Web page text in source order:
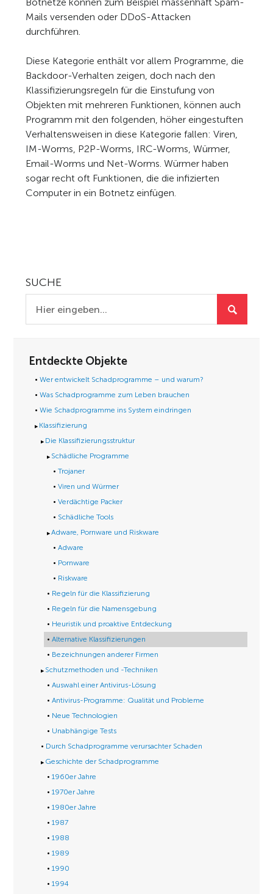
Mails versenden oder DDoS-Attacken
durchführen.
Diese Kategorie enthält vor allem Programme, die
Backdoor-Verhalten zeigen, doch nach den
Klassifizierungsregeln für die Einstufung von
Objekten mit mehreren Funktionen, können auch
Programm mit den folgenden, höher eingestuften
Verhaltensweisen in diese Kategorie fallen: Viren,
IM-Worms, P2P-Worms, IRC-Worms, Würmer,
Email-Worms und Net-Worms. Würmer haben
sogar recht oft Funktionen, die die infizierten
Computer in ein Botnetz einfügen.
SUCHE
Entdeckte Objekte
Wer entwickelt Schadprogramme – und warum?
Was Schadprogramme zum Leben brauchen
Wie Schadprogramme ins System eindringen
Klassifizierung
Die Klassifizierungsstruktur
Schädliche Programme
Trojaner
Viren und Würmer
Verdächtige Packer
Schädliche Tools
Adware, Pornware und Riskware
Adware
Pornware
Riskware
Regeln für die Klassifizierung
Regeln für die Namensgebung
Heuristik und proaktive Entdeckung
Alternative Klassifizierungen
Bezeichnungen anderer Firmen
Schutzmethoden und -Techniken
Auswahl einer Antivirus-Lösung
Antivirus-Programme: Qualität und Probleme
Neue Technologien
Unabhängige Tests
Durch Schadprogramme verursachter Schaden
Geschichte der Schadprogramme
1960er Jahre
1970er Jahre
1980er Jahre
1987
1988
1989
1990
1994